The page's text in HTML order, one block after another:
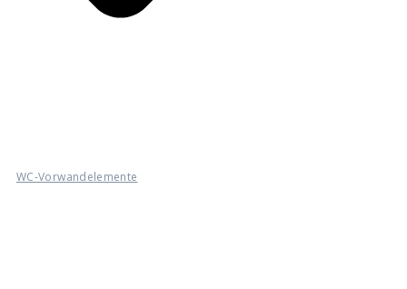
WC-Vorwandelemente